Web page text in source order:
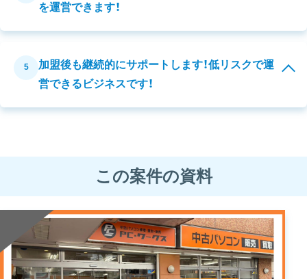
を運営できます！
5
加盟後も継続的にサポートします！低リスクで運
営できるビジネスです！
この案件の資料